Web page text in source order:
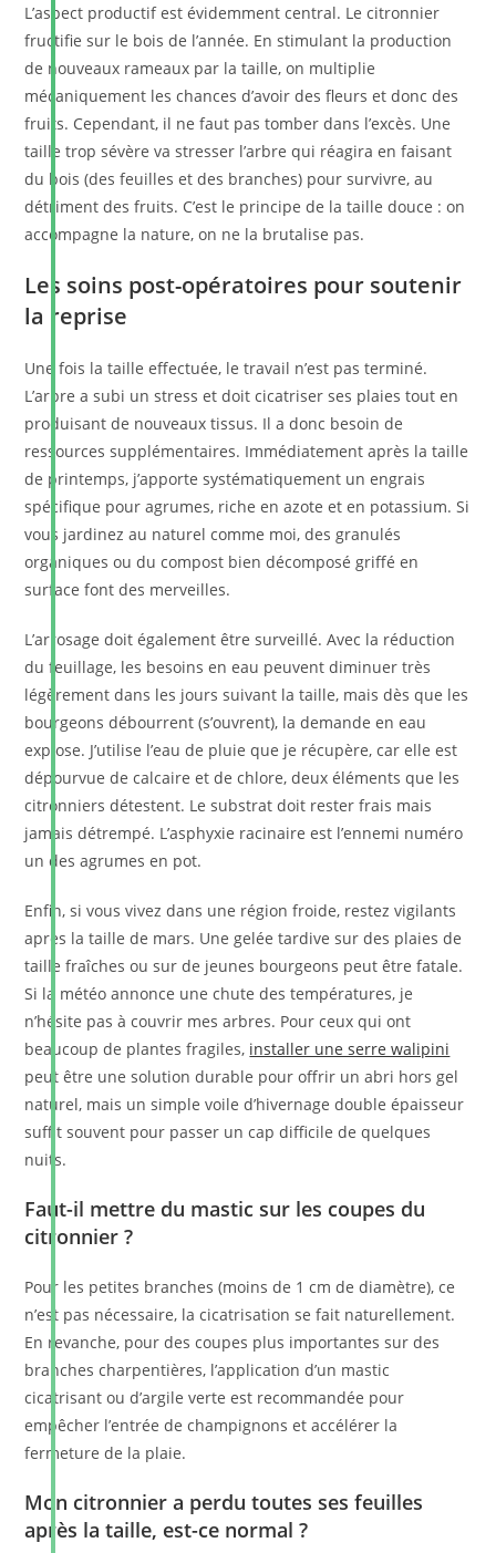
L’aspect productif est évidemment central. Le citronnier
fructifie sur le bois de l’année. En stimulant la production
de nouveaux rameaux par la taille, on multiplie
mécaniquement les chances d’avoir des fleurs et donc des
fruits. Cependant, il ne faut pas tomber dans l’excès. Une
taille trop sévère va stresser l’arbre qui réagira en faisant
du bois (des feuilles et des branches) pour survivre, au
détriment des fruits. C’est le principe de la taille douce : on
accompagne la nature, on ne la brutalise pas.
Les soins post-opératoires pour soutenir
la reprise
Une fois la taille effectuée, le travail n’est pas terminé.
L’arbre a subi un stress et doit cicatriser ses plaies tout en
produisant de nouveaux tissus. Il a donc besoin de
ressources supplémentaires. Immédiatement après la taille
de printemps, j’apporte systématiquement un engrais
spécifique pour agrumes, riche en azote et en potassium. Si
vous jardinez au naturel comme moi, des granulés
organiques ou du compost bien décomposé griffé en
surface font des merveilles.
L’arrosage doit également être surveillé. Avec la réduction
du feuillage, les besoins en eau peuvent diminuer très
légèrement dans les jours suivant la taille, mais dès que les
bourgeons débourrent (s’ouvrent), la demande en eau
explose. J’utilise l’eau de pluie que je récupère, car elle est
dépourvue de calcaire et de chlore, deux éléments que les
citronniers détestent. Le substrat doit rester frais mais
jamais détrempé. L’asphyxie racinaire est l’ennemi numéro
un des agrumes en pot.
Enfin, si vous vivez dans une région froide, restez vigilants
après la taille de mars. Une gelée tardive sur des plaies de
taille fraîches ou sur de jeunes bourgeons peut être fatale.
Si la météo annonce une chute des températures, je
n’hésite pas à couvrir mes arbres. Pour ceux qui ont
beaucoup de plantes fragiles, installer une serre walipini
peut être une solution durable pour offrir un abri hors gel
naturel, mais un simple voile d’hivernage double épaisseur
suffit souvent pour passer un cap difficile de quelques
nuits.
Faut-il mettre du mastic sur les coupes du
citronnier ?
Pour les petites branches (moins de 1 cm de diamètre), ce
n’est pas nécessaire, la cicatrisation se fait naturellement.
En revanche, pour des coupes plus importantes sur des
branches charpentières, l’application d’un mastic
cicatrisant ou d’argile verte est recommandée pour
empêcher l’entrée de champignons et accélérer la
fermeture de la plaie.
Mon citronnier a perdu toutes ses feuilles
après la taille, est-ce normal ?